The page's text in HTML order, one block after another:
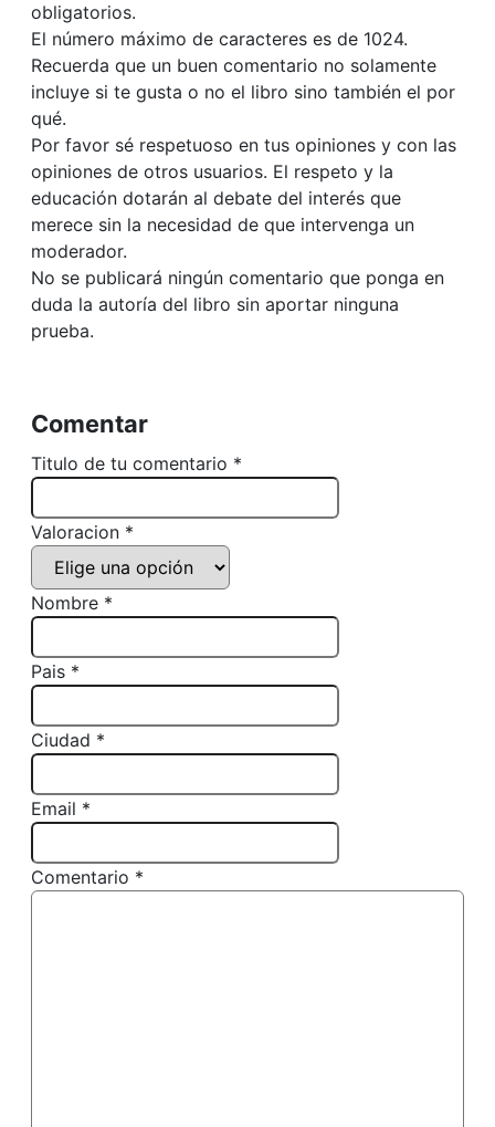
obligatorios.
El número máximo de caracteres es de 1024.
Recuerda que un buen comentario no solamente
incluye si te gusta o no el libro sino también el por
qué.
Por favor sé respetuoso en tus opiniones y con las
opiniones de otros usuarios. El respeto y la
educación dotarán al debate del interés que
merece sin la necesidad de que intervenga un
moderador.
No se publicará ningún comentario que ponga en
duda la autoría del libro sin aportar ninguna
prueba.
Comentar
Titulo de tu comentario *
Valoracion *
Nombre *
Pais *
Ciudad *
Email *
Comentario *